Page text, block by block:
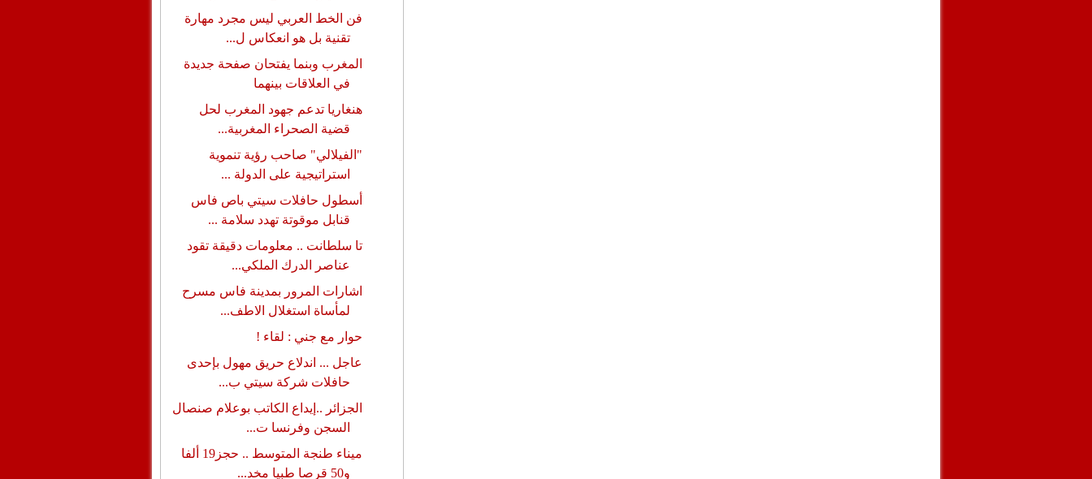
فن الخط العربي ليس مجرد مهارة
تقنية بل هو انعكاس ل...
المغرب وبنما يفتحان صفحة جديدة
في العلاقات بينهما
هنغاريا تدعم جهود المغرب لحل
قضية الصحراء المغربية...
"الفيلالي" صاحب رؤية تنموية
استراتيجية على الدولة ...
أسطول حافلات سيتي باص فاس
قنابل موقوتة تهدد سلامة ...
تا سلطانت .. معلومات دقيقة تقود
عناصر الدرك الملكي...
اشارات المرور بمدينة فاس مسرح
لمأساة استغلال الاطف...
حوار مع جني : لقاء !
عاجل ... اندلاع حريق مهول بإحدى
حافلات شركة سيتي ب...
الجزائر ..إيداع الكاتب بوعلام صنصال
السجن وفرنسا ت...
ميناء طنجة المتوسط .. حجز19 ألفا
و50 قرصا طبيا مخد...